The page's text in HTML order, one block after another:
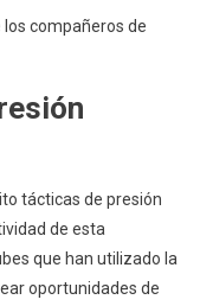
los compañeros de
tácticas de presión
de esta
que han utilizado la
oportunidades de